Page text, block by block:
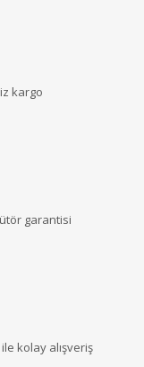
kargo
garantisi
kolay alışveriş